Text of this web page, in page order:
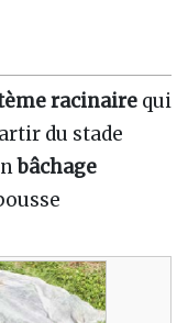
racinaire qui
du stade
bâchage